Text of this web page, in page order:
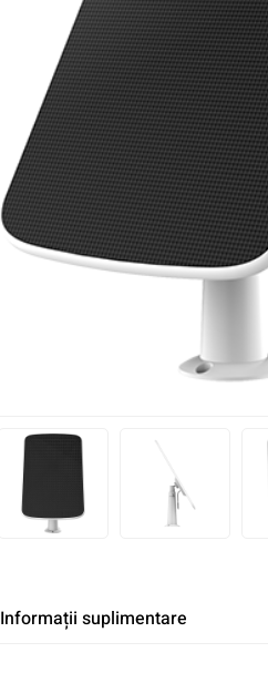
Informații suplimentare